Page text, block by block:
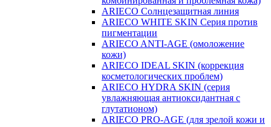
ARIECO Солнцезащитная линия
ARIECO WHITE SKIN Серия против
пигментации
ARIECO ANTI-AGE (омоложение
кожи)
ARIECO IDEAL SKIN (коррекция
косметологических проблем)
ARIECO HYDRA SKIN (серия
увлажняющая антиоксидантная с
глутатионом)
ARIECO PRO-AGE (для зрелой кожи и